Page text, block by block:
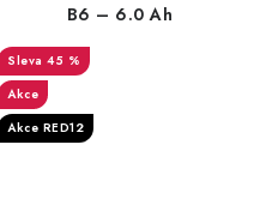
B6 – 6.0 Ah
45 %
Akce
Akce RED12